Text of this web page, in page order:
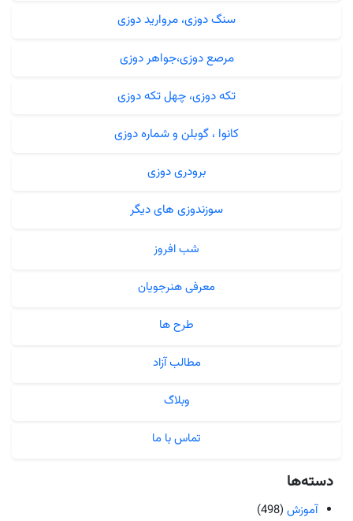
سنگ دوزی، مروارید دوزی
مرصع دوزی،جواهر دوزی
تکه دوزی، چهل تکه دوزی
کانوا ، گوبلن و شماره دوزی
برودری دوزی
سوزندوزی های دیگر
شب افروز
معرفی هنرجویان
طرح ها
مطالب آزاد
وبلاگ
تماس با ما
دسته‌ها
آموزش (498)